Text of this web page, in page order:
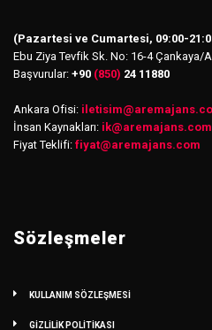
(Pazartesi ve Cumartesi, 09:00-
Ebu Ziya Tevfik Sk. No: 16-4 Çankaya/
Başvurular: +90 (850) 24 11880
Ankara Ofisi: iletisim@
İnsan Kaynakları: ik@aremajans.com
Fiyat Teklifi: fiyat@aremajans.com
Sözleşmeler
KULLANIM SÖZLEŞMESİ
GİZLİLİK POLİTİKASI